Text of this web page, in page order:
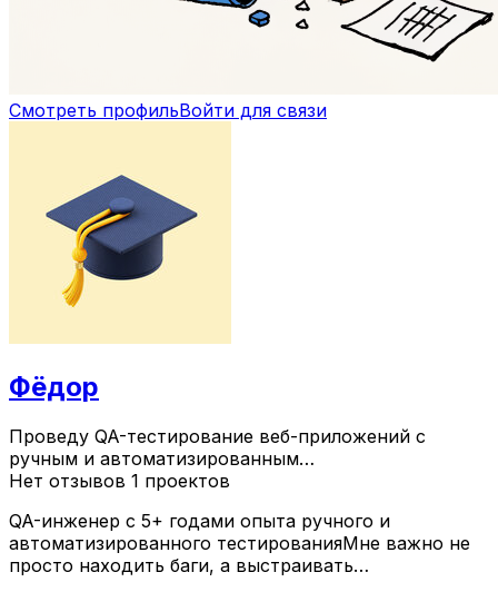
Смотреть профильВойти для связи
Фёдор
Проведу QA-тестирование веб-приложений с
ручным и автоматизированным…
Нет отзывов 1 проектов
QA-инженер с 5+ годами опыта ручного и
автоматизированного тестированияМне важно не
просто находить баги, а выстраивать…